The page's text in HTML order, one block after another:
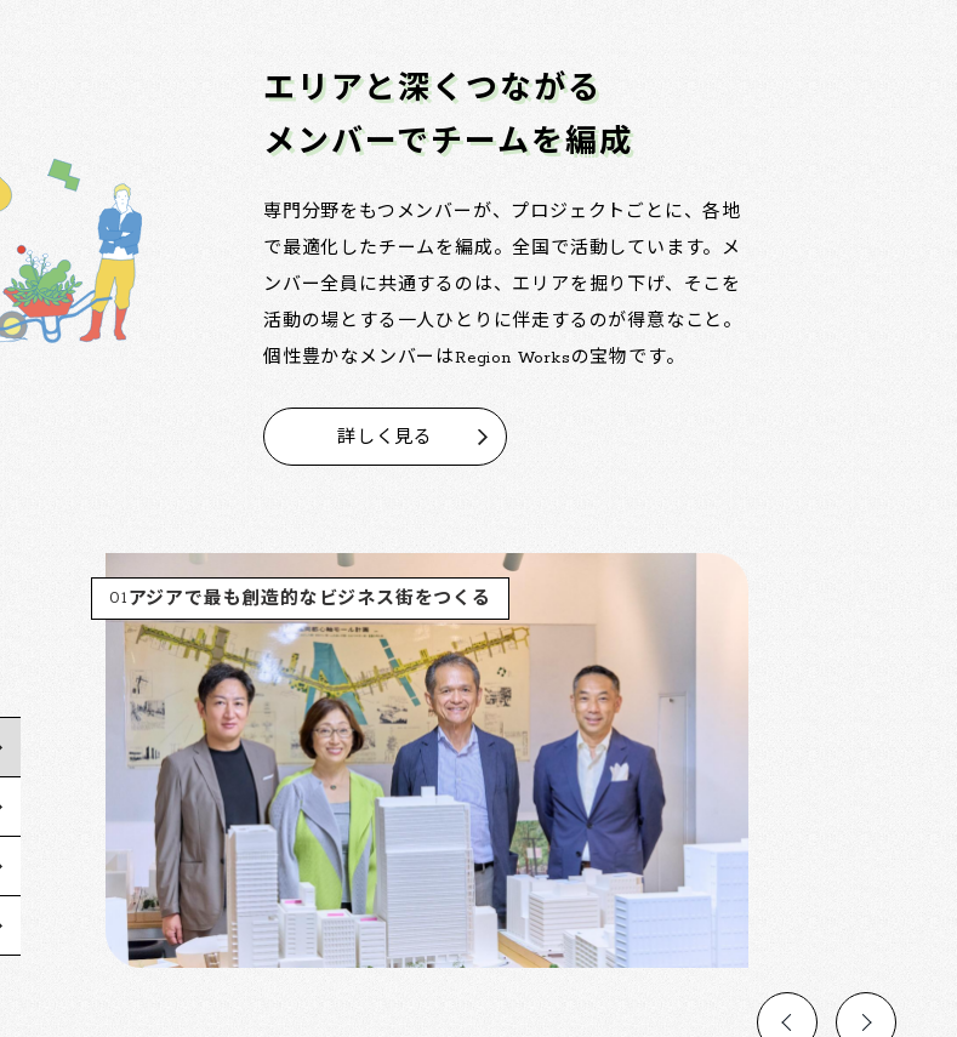
エリアと深くつながる
メンバーでチームを編成
専門分野をもつメンバーが、プロジェクトごとに、各地
で最適化したチームを編成。全国で活動しています。メ
ンバー全員に共通するのは、エリアを掘り下げ、そこを
活動の場とする一人ひとりに伴走するのが得意なこと。
個性豊かなメンバーはRegion Worksの宝物です。
詳しく見る
01アジアで最も創造的なビジネス街をつくる